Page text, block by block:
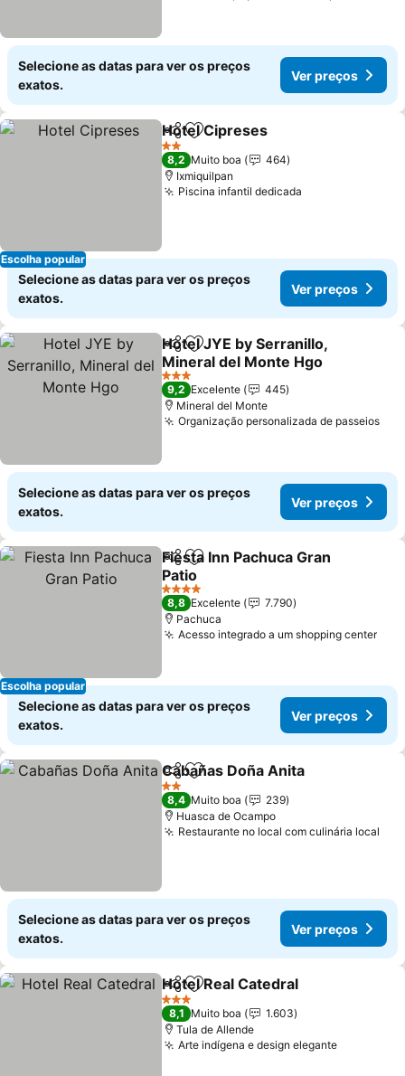
Selecione as datas para ver os preços
exatos.
Ver preços
Escolha popular
PartilharAdicionar aos favoritos
Hotel Cipreses
2 Estrelas
8,2 Muito boa
464
Ixmiquilpan
Piscina infantil dedicada
Selecione as datas para ver os preços
exatos.
Ver preços
PartilharAdicionar aos favoritos
Hotel JYE by Serranillo,
Mineral del Monte Hgo
3 Estrelas
9,2 Excelente
445
Mineral del Monte
Organização personalizada de passeios
Selecione as datas para ver os preços
exatos.
Ver preços
Escolha popular
PartilharAdicionar aos favoritos
Fiesta Inn Pachuca Gran
Patio
4 Estrelas
8,8 Excelente
7.790
Pachuca
Acesso integrado a um shopping center
Selecione as datas para ver os preços
exatos.
Ver preços
PartilharAdicionar aos favoritos
Cabañas Doña Anita
2 Estrelas
8,4 Muito boa
239
Huasca de Ocampo
Restaurante no local com culinária local
Selecione as datas para ver os preços
exatos.
Ver preços
PartilharAdicionar aos favoritos
Hotel Real Catedral
3 Estrelas
8,1 Muito boa
1.603
Tula de Allende
Arte indígena e design elegante